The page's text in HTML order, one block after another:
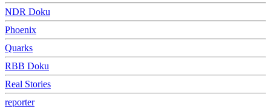
NDR Doku
Phoenix
Quarks
RBB Doku
Real Stories
reporter